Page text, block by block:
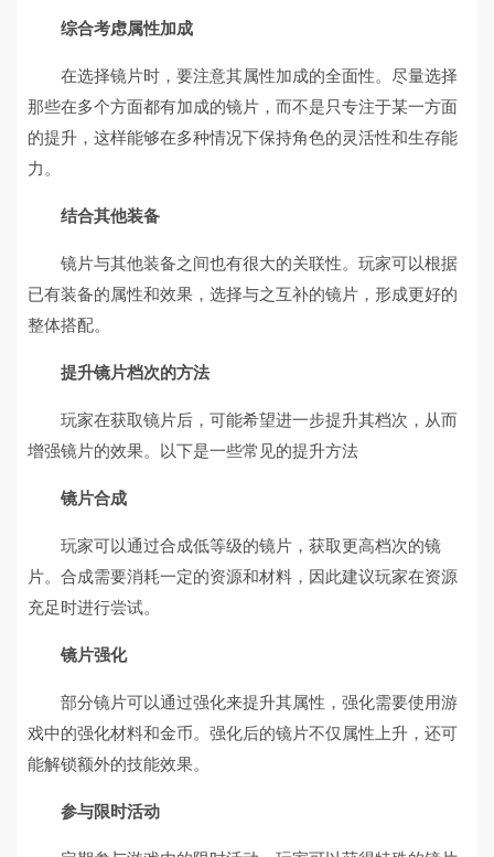
综合考虑属性加成
在选择镜片时，要注意其属性加成的全面性。尽量选择
那些在多个方面都有加成的镜片，而不是只专注于某一方面
的提升，这样能够在多种情况下保持角色的灵活性和生存能
力。
结合其他装备
镜片与其他装备之间也有很大的关联性。玩家可以根据
已有装备的属性和效果，选择与之互补的镜片，形成更好的
整体搭配。
提升镜片档次的方法
玩家在获取镜片后，可能希望进一步提升其档次，从而
增强镜片的效果。以下是一些常见的提升方法
镜片合成
玩家可以通过合成低等级的镜片，获取更高档次的镜
片。合成需要消耗一定的资源和材料，因此建议玩家在资源
充足时进行尝试。
镜片强化
部分镜片可以通过强化来提升其属性，强化需要使用游
戏中的强化材料和金币。强化后的镜片不仅属性上升，还可
能解锁额外的技能效果。
参与限时活动